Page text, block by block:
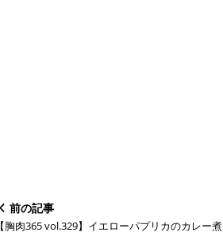
前の記事
【胸肉365 vol.329】イエローパプリカのカレー煮